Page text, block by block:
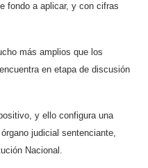
fondo a aplicar, y con cifras
más amplios que los
en etapa de discusión
y ello configura una
judicial sentenciante,
Nacional.